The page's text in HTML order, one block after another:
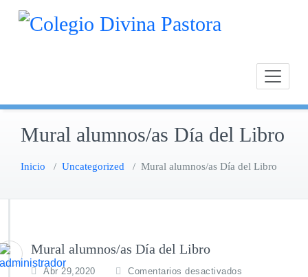
Saltar
Mural alumnos/as Día del Libro
Inicio / Uncategorized / Mural alumnos/as Día del Libro
Mural alumnos/as Día del Libro
Abr 29,2020 Comentarios desactivados